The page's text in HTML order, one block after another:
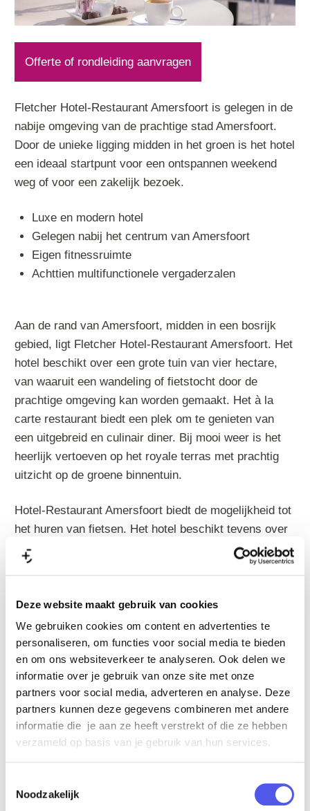
Deze website maakt gebruik van cookies
We gebruiken cookies om content en advertenties te
personaliseren, om functies voor social media te bieden
en om ons websiteverkeer te analyseren. Ook delen we
informatie over je gebruik van onze site met onze
partners voor social media, adverteren en analyse. Deze
partners kunnen deze gegevens combineren met andere
informatie die je aan ze heeft verstrekt of die ze hebben
verzameld op basis van je gebruik van hun services.
Noodzakelijk
Offerte of rondleiding aanvragen
Fletcher Hotel-Restaurant Amersfoort is gelegen in de
nabije omgeving van de prachtige stad Amersfoort.
Door de unieke ligging midden in het groen is het hotel
een ideaal startpunt voor een ontspannen weekend
weg of voor een zakelijk bezoek.
Luxe en modern hotel
Gelegen nabij het centrum van Amersfoort
Eigen fitnessruimte
Achttien multifunctionele vergaderzalen
Aan de rand van Amersfoort, midden in een bosrijk
gebied, ligt Fletcher Hotel-Restaurant Amersfoort. Het
hotel beschikt over een grote tuin van vier hectare,
van waaruit een wandeling of fietstocht door de
prachtige omgeving kan worden gemaakt. Het à la
carte restaurant biedt een plek om te genieten van
een uitgebreid en culinair diner. Bij mooi weer is het
heerlijk vertoeven op het royale terras met prachtig
uitzicht op de groene binnentuin.
Hotel-Restaurant Amersfoort biedt de mogelijkheid tot
het huren van fietsen. Het hotel beschikt tevens over
een overdekte fietsenstalling op eigen terrein.
Bovendien kan er worden getraind in de fitnessruimte.
gebruikmaken van één van de 18 multifunctionele
zalen waar uw evenement tot in detail wordt verzorgd.
Ons team heet u van harte welkom!
Stichtse Rotonde 11